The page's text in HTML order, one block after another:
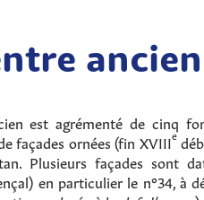
ancien
est agrémenté de cinq
façades ornées (fin XVIIIe
Plusieurs façades sont
en particulier le n°34, à